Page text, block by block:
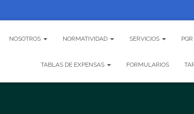
NOSOTROS NORMATIVIDAD SERVICIOS PQR
TABLAS DE EXPENSAS FORMULARIOS